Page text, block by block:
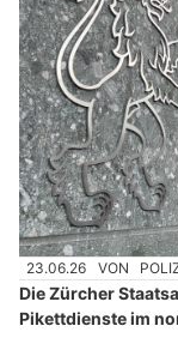
23.06.26 VON
Die Zürcher
Pikettdienste im